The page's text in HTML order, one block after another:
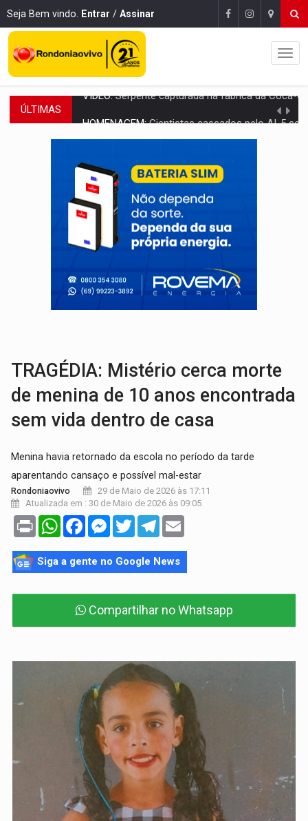
Seja Bem vindo. Entrar / Assinar
ÚLTIMAS Cientistas cassados pelo AI-5 se tornam pesquisadores
VÍDEO:Líder religioso é preso por abusar de fiéis sob pretexto de
LEVANTAMENTO:Brasil tem uma história marcada por guerras, revoltas e
LAMENTÁVEL: Mulher é encontrada morta dentro de residência
'XANDY DO MOTOCROSS':
PESO DO VOTO:Cinco maiores colégios eleitorais concentram 53,7% dos
COLUNA SEMANAL:Largada foi dada e candidatos ao Governo de RO partem
TRAGÉDIA: Mistério cerca morte
de menina de 10 anos encontrada
sem vida dentro de casa
Menina havia retornado da escola no período da tarde
aparentando cansaço e possível mal-estar
Rondoniaovivo
29 de Maio de 2026 às 17:11
Atualizada em : 30 de Maio de 2026 às 09:05
Print WhatsAppFacebookMessenger
TwitterTelegram
Siga a gente no Google News
Compartilhar no Whatsapp